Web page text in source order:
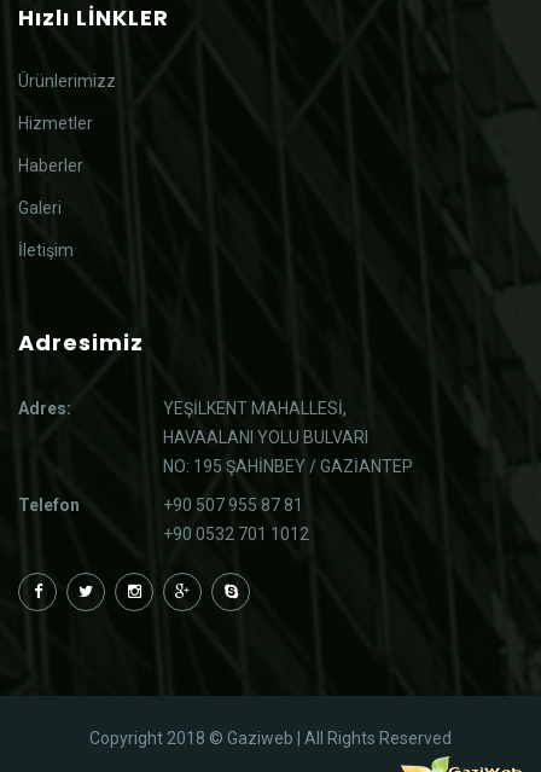
Hızlı LİNKLER
Ürünlerimizz
Hizmetler
Haberler
Galeri
İletişim
Adresimiz
Adres:
YEŞİLKENT MAHALLESİ,
HAVAALANI YOLU BULVARI
NO: 195 ŞAHİNBEY / GAZİANTEP
Telefon
+90 507 955 87 81
+90 0532 701 1012
Copyright 2018 © Gaziweb | All Rights Reserved